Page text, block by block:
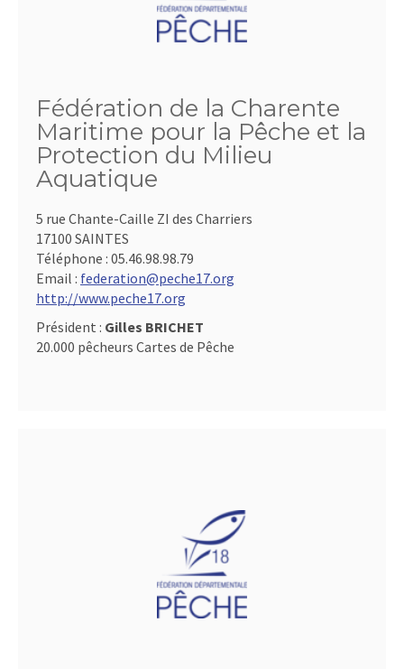
Fédération de la Charente
Maritime pour la Pêche et la
Protection du Milieu
Aquatique
5 rue Chante-Caille ZI des Charriers
17100 SAINTES
Téléphone : 05.46.98.98.79
Email : federation@peche17.org
http://www.peche17.org
Président : Gilles BRICHET
20.000 pêcheurs Cartes de Pêche